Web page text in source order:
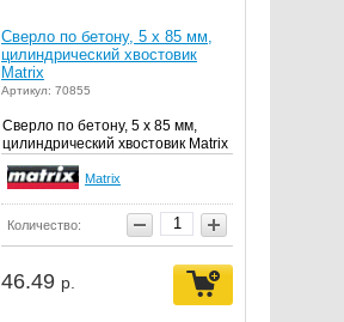
Сверло по бетону, 5 х 85 мм,
цилиндрический хвостовик
Matrix
Артикул: 70855
Сверло по бетону, 5 х 85 мм,
цилиндрический хвостовик Matrix
Matrix
Количество:
46.49 р.